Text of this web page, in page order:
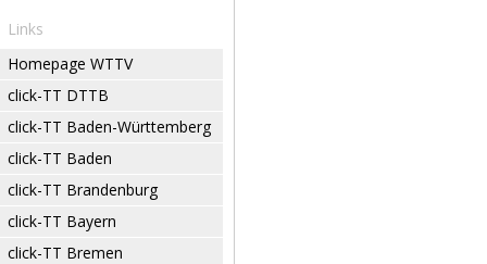
Links
Homepage WTTV
click-TT DTTB
click-TT Baden-Württemberg
click-TT Baden
click-TT Brandenburg
click-TT Bayern
click-TT Bremen